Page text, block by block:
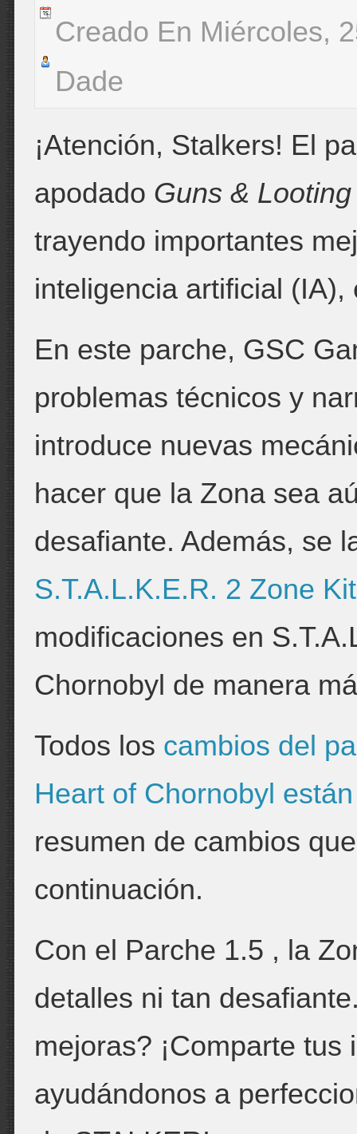
Creado En Miércoles,
Dade
¡Atención, Stalkers! El
apodado Guns &
trayendo importantes
inteligencia artificial
En este parche, GSC
problemas técnicos y
introduce nuevas
hacer que la Zona sea
desafiante. Además, se
S.T.A.L.K.E.R. 2 Zone Kit
modificaciones en
Chornobyl de manera
Todos los cambios del
Heart of Chornobyl
resumen de cambios
continuación.
Con el Parche 1.5 , la
detalles ni tan
mejoras? ¡Comparte
ayudándonos a